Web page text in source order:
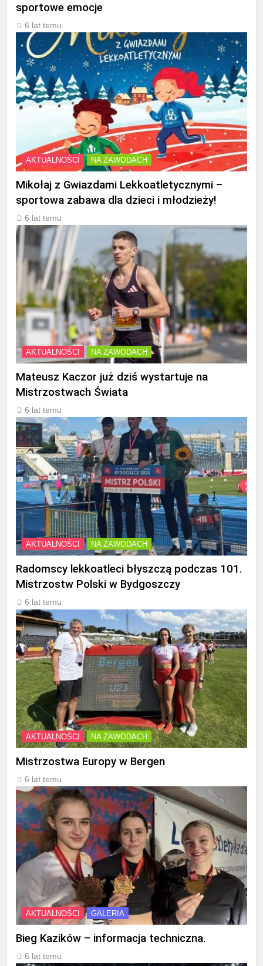
sportowe emocje
6 lat temu
AKTUALNOŚCI NA ZAWODACH
Mikołaj z Gwiazdami Lekkoatletycznymi –
sportowa zabawa dla dzieci i młodzieży!
6 lat temu
AKTUALNOŚCI NA ZAWODACH
Mateusz Kaczor już dziś wystartuje na
Mistrzostwach Świata
6 lat temu
AKTUALNOŚCI NA ZAWODACH
Radomscy lekkoatleci błyszczą podczas 101.
Mistrzostw Polski w Bydgoszczy
6 lat temu
AKTUALNOŚCI NA ZAWODACH
Mistrzostwa Europy w Bergen
6 lat temu
AKTUALNOŚCI GALERIA
Bieg Kazików – informacja techniczna.
6 lat temu